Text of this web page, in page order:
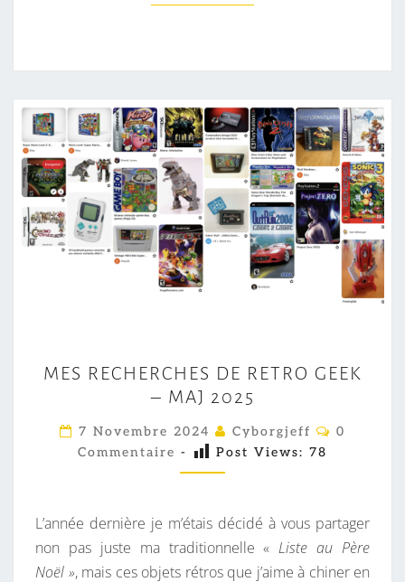
E
S
R
E
C
E
R
C
MES RECHERCHES DE RETRO GEEK
– MAJ 2025
7 Novembre 2024 Cyborgjeff
C
A
I
E
0
Commentaire - Post Views: 78
L’année dernière je m’étais décidé à vous partager
non pas juste ma traditionnelle «Liste au Père
Noël », mais ces objets rétros que j’aime à chiner en